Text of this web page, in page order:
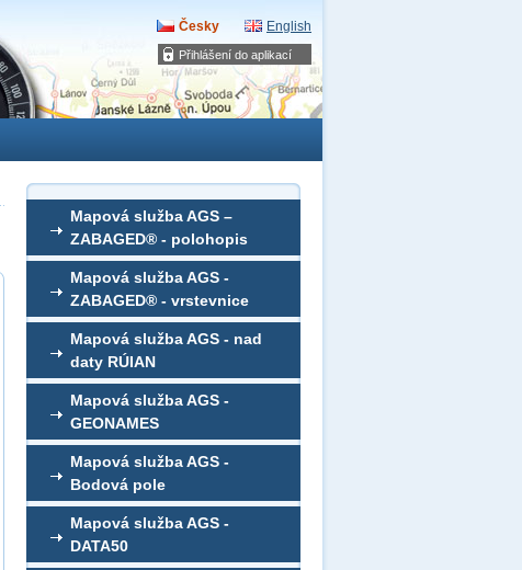
Přihlášení do aplikací
Česky English
Mapová služba AGS –
ZABAGED® - polohopis
Mapová služba AGS -
ZABAGED® - vrstevnice
Mapová služba AGS - nad
daty RÚIAN
Mapová služba AGS -
GEONAMES
Mapová služba AGS -
Bodová pole
Mapová služba AGS -
DATA50